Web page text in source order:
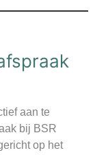
aan te
bij BSR
op het